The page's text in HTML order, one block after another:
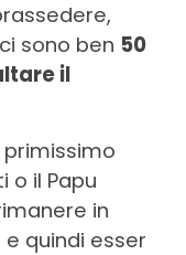
sono ben 50
il
primissimo
o il Papu
in
quindi esser